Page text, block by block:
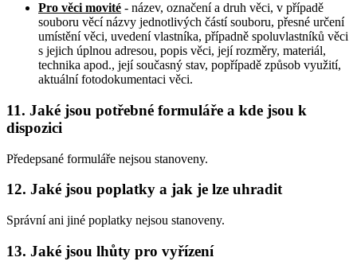
Pro věci movité - název, označení a druh věci, v případě
souboru věcí názvy jednotlivých částí souboru, přesné určení
umístění věci, uvedení vlastníka, případně spoluvlastníků věci
s jejich úplnou adresou, popis věci, její rozměry, materiál,
technika apod., její současný stav, popřípadě způsob využití,
aktuální fotodokumentaci věci.
11. Jaké jsou potřebné formuláře a kde jsou k
dispozici
Předepsané formuláře nejsou stanoveny.
12. Jaké jsou poplatky a jak je lze uhradit
Správní ani jiné poplatky nejsou stanoveny.
13. Jaké jsou lhůty pro vyřízení